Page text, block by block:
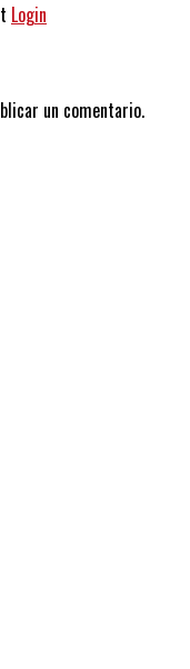
Login
un comentario.